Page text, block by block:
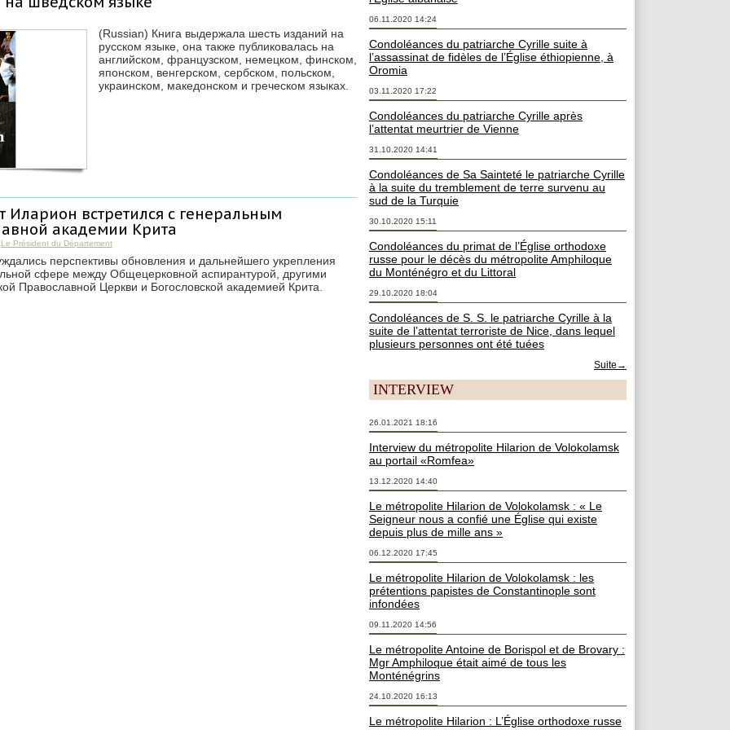
(Russian) Книга выдержала шесть изданий на
русском языке, она также публиковалась на
английском, французском, немецком, финском,
японском, венгерском, сербском, польском,
украинском, македонском и греческом языках.
Иларион встретился с генеральным
академии Крита
Le Président du Département
перспективы обновления и дальнейшего укрепления
сфере между Общецерковной аспирантурой, другими
Православной Церкви и Богословской академией Крита.
06.11.2020 14:24
Condoléances du patriarche Cyrille suite à
l’assassinat de fidèles de l’Église éthiopienne, à
Oromia
03.11.2020 17:22
Condoléances du patriarche Cyrille après
l’attentat meurtrier de Vienne
31.10.2020 14:41
Condoléances de Sa Sainteté le patriarche Cyrille
à la suite du tremblement de terre survenu au
sud de la Turquie
30.10.2020 15:11
Condoléances du primat de l’Église orthodoxe
russe pour le décès du métropolite Amphiloque
du Monténégro et du Littoral
29.10.2020 18:04
Condoléances de S. S. le patriarche Cyrille à la
suite de l’attentat terroriste de Nice, dans lequel
plusieurs personnes ont été tuées
Suite→
INTERVIEW
26.01.2021 18:16
Interview du métropolite Hilarion de Volokolamsk
au portail «Romfea»
13.12.2020 14:40
Le métropolite Hilarion de Volokolamsk : « Le
Seigneur nous a confié une Église qui existe
depuis plus de mille ans »
06.12.2020 17:45
Le métropolite Hilarion de Volokolamsk : les
prétentions papistes de Constantinople sont
infondées
09.11.2020 14:56
Le métropolite Antoine de Borispol et de Brovary :
Mgr Amphiloque était aimé de tous les
Monténégrins
24.10.2020 16:13
Le métropolite Hilarion : L’Église orthodoxe russe